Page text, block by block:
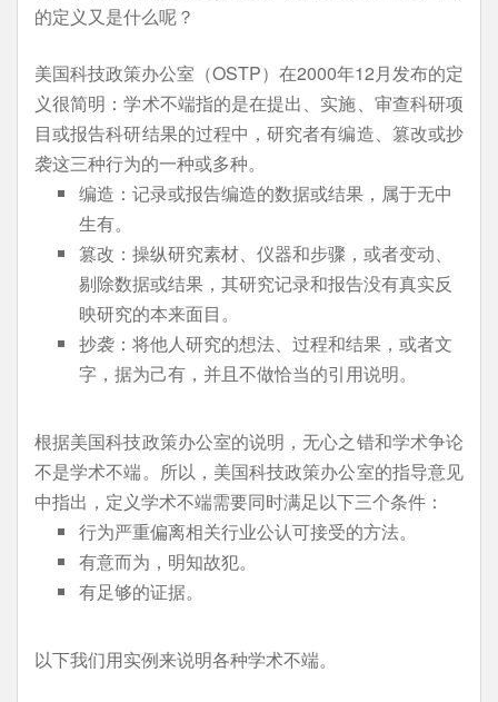
的定义又是什么呢？
美国科技政策办公室（OSTP）在2000年12月发布的定
义很简明：学术不端指的是在提出、实施、审查科研项
目或报告科研结果的过程中，研究者有编造、篡改或抄
袭这三种行为的一种或多种。
编造：记录或报告编造的数据或结果，属于无中
生有。
篡改：操纵研究素材、仪器和步骤，或者变动、
剔除数据或结果，其研究记录和报告没有真实反
映研究的本来面目。
抄袭：将他人研究的想法、过程和结果，或者文
字，据为己有，并且不做恰当的引用说明。
根据美国科技政策办公室的说明，无心之错和学术争论
不是学术不端。所以，美国科技政策办公室的指导意见
中指出，定义学术不端需要同时满足以下三个条件：
行为严重偏离相关行业公认可接受的方法。
有意而为，明知故犯。
有足够的证据。
以下我们用实例来说明各种学术不端。